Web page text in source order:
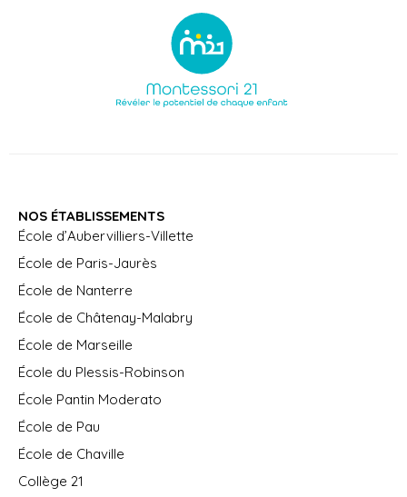
NOS ÉTABLISSEMENTS
École d’Aubervilliers-Villette
École de Paris-Jaurès
École de Nanterre
École de Châtenay-Malabry
École de Marseille
École du Plessis-Robinson
École Pantin Moderato
École de Pau
École de Chaville
Collège 21